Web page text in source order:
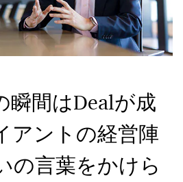
瞬間はDealが成
アントの経営陣
の言葉をかけら